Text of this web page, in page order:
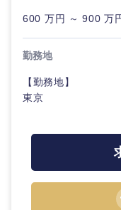
600 万円 ～ 900 万
勤務地
【勤務地】
東京